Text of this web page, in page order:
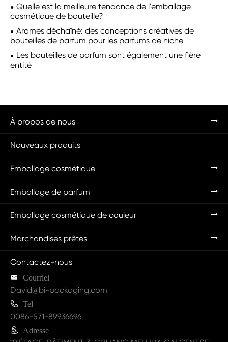
Quelle est la meilleure tendance de l'emballage
cosmétique de bouteille?
Aromes déchaîné: des conceptions créatives de
bouteilles de parfum pour les parfums de niche
Les bouteilles de parfum sont également une fière
entité
À propos de nous
Nouveaux produits
Emballage cosmétique
Emballage de parfum
Emballage cosmétique de couleur
Marchandises prêtes
Contactez-nous
 Courriel
David@bi-packaging.com
 Tel
0086-571-89936696
 Adresse